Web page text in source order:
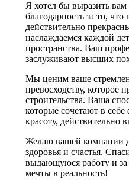
Я хотел бы выразить
благодарность за то,
действительно
наслаждаемся каждой
пространства. Ваш
заслуживают высших
Мы ценим ваше
превосходству, которое
строительства. Ваша
которые сочетают в
красоту, действительно
Желаю вашей компании
здоровья и счастья.
выдающуюся работу и
мечты в реальность!